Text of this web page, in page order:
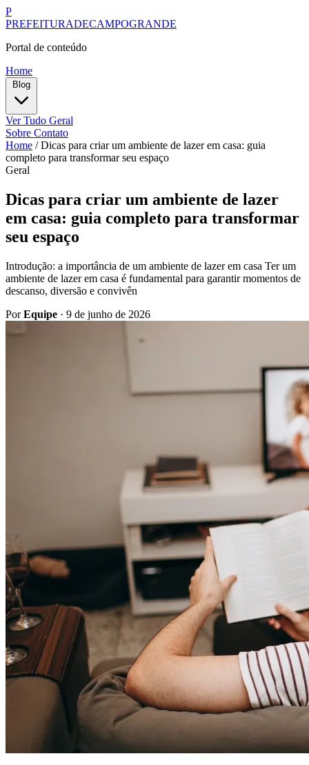
P
PREFEITURADECAMPOGRANDE
Portal de conteúdo
Home
Ver Tudo Geral
Sobre Contato
Home / Dicas para criar um ambiente de lazer em casa: guia
completo para transformar seu espaço
Geral
Dicas para criar um ambiente de lazer
em casa: guia completo para transformar
seu espaço
Introdução: a importância de um ambiente de lazer em casa Ter um
ambiente de lazer em casa é fundamental para garantir momentos de
descanso, diversão e convivên
PorEquipe · 9 de junho de 2026